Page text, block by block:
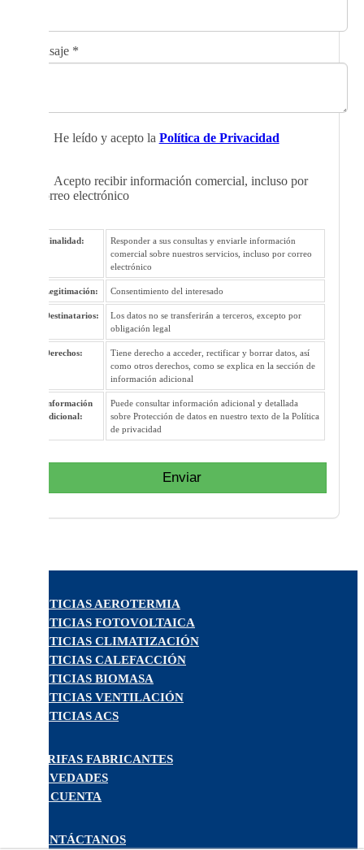
Mensaje *
He leído y acepto la Política de Privacidad
Acepto recibir información comercial, incluso por
correo electrónico
Finalidad:
Responder a sus consultas y enviarle información
comercial sobre nuestros servicios, incluso por correo
electrónico
Legitimación: Consentimiento del interesado
Destinatarios:
Los datos no se transferirán a terceros, excepto por
obligación legal
Derechos:
Tiene derecho a acceder, rectificar y borrar datos, así
como otros derechos, como se explica en la sección de
información adicional
Información
adicional:
Puede consultar información adicional y detallada
sobre Protección de datos en nuestro texto de la Política
de privacidad
Enviar
NOTICIAS AEROTERMIA
NOTICIAS FOTOVOLTAICA
NOTICIAS CLIMATIZACIÓN
NOTICIAS CALEFACCIÓN
NOTICIAS BIOMASA
NOTICIAS VENTILACIÓN
NOTICIAS ACS
TARIFAS FABRICANTES
NOVEDADES
MI CUENTA
CONTÁCTANOS